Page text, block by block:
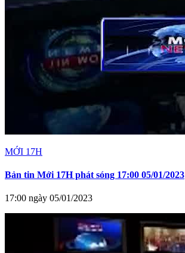
MỚI 17H
Bản tin Mới 17H phát sóng 17:00 05/01/2023
17:00 ngày 05/01/2023